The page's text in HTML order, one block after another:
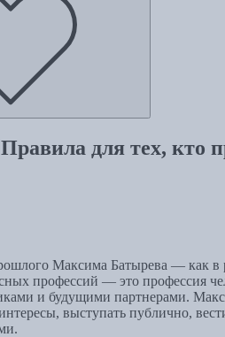
для тех, кто
Максима Батырева — как
профессий — это профессия
и будущими партнерами.
выступать публично,